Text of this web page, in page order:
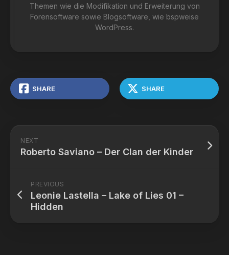
Themen wie die Modifikation und Erweiterung von
Forensoftware sowie Blogsoftware, wie bspweise
WordPress.
SHARE SHARE
NEXT
Roberto Saviano – Der Clan der Kinder
PREVIOUS
Leonie Lastella – Lake of Lies 01 –
Hidden